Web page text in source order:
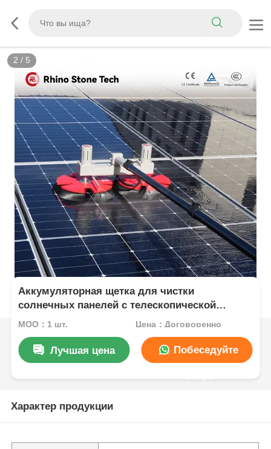
3 / 5
Аккумуляторная щетка для чистки
солнечных панелей с телескопической
штангой с подачей воды, машина для чистки
MOQ：1 шт. Цена：Договоренно
Лучшая цена Побеседуйте
Характер продукции